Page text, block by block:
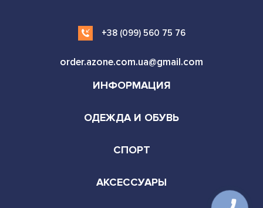
+38 (099) 560 75 76
order.azone.com.ua@gmail.com
ИНФОРМАЦИЯ
ОДЕЖДА И ОБУВЬ
СПОРТ
АКСЕССУАРЫ